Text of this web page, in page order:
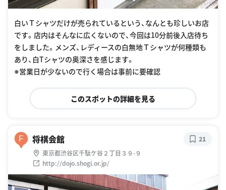
白いＴシャツだけが売られているという、なんとも珍しいお店
です。店内はそんなに広くないので、今回は10分前後入店待ち
をしました。メンズ、レディースの白無地Ｔシャツが何種類も
あり、白Tシャツの奥深さを感じます。
※営業日が少ないので行く場合は事前に要確認
このスポットの詳細を見る
F 将棋会館
東京都渋谷区千駄ケ谷２丁目３９-９
http://dojo.shogi.or.jp/
21